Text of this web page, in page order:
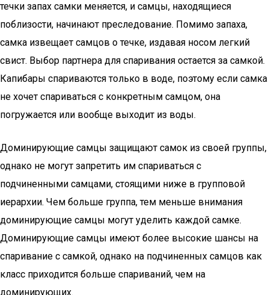
течки запах самки меняется, и самцы, находящиеся
поблизости, начинают преследование. Помимо запаха,
самка извещает самцов о течке, издавая носом легкий
свист. Выбор партнера для спаривания остается за самкой.
Капибары спариваются только в воде, поэтому если самка
не хочет спариваться с конкретным самцом, она
погружается или вообще выходит из воды.
Доминирующие самцы защищают самок из своей группы,
однако не могут запретить им спариваться с
подчиненными самцами, стоящими ниже в групповой
иерархии. Чем больше группа, тем меньше внимания
доминирующие самцы могут уделить каждой самке.
Доминирующие самцы имеют более высокие шансы на
спаривание с самкой, однако на подчиненных самцов как
класс приходится больше спариваний, чем на
доминирующих.